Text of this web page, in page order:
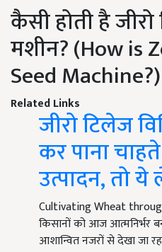
कैसी होती है
मशीन? (How is
Seed Machine?)
Related Links
जीरो टिलेज
कर पाना
उत्पादन, तो
Cultivating Wheat
किसानों को आज आत्मनिर्भर
आशान्वित नजरों से देखा जा